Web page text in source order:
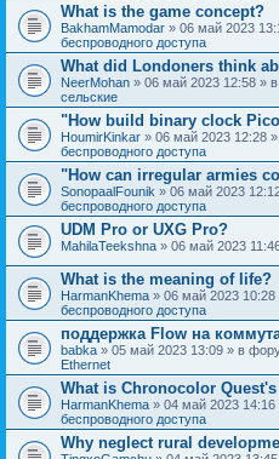
What is the game concept?
BakhamMamodar » 06 май 2023
беспроводного доступа
What did Londoners think
NeerMohan » 06 май 2023 12:58 »
сельские
"How build binary clock
HoumirKinkar » 06 май 2023 12:28
беспроводного доступа
"How can irregular armies
SonopaalFounik » 06 май 2023
беспроводного доступа
UDM Pro or UXG Pro?
MahilaTeekshna » 06 май 2023
What is the meaning of life?
HarmanKhema » 06 май 2023
беспроводного доступа
поддержка Flow на
babka » 05 май 2023 13:09 » в
Ethernet
What is Chronocolor
HarmanKhema » 04 май 2023
беспроводного доступа
Why neglect rural